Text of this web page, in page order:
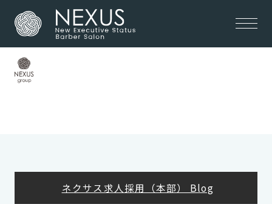
ネクサス求人採用（本部） Blog